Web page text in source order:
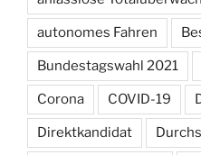
autonomes Fahren
Bundestagswahl 2021
Corona COVID-19
Direktkandidat